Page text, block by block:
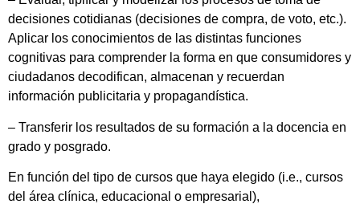
decisiones cotidianas (decisiones de compra, de voto, etc.).
Aplicar los conocimientos de las distintas funciones
cognitivas para comprender la forma en que consumidores y
ciudadanos decodifican, almacenan y recuerdan
información publicitaria y propagandística.
– Transferir los resultados de su formación a la docencia en
grado y posgrado.
En función del tipo de cursos que haya elegido (i.e., cursos
del área clínica, educacional o empresarial),